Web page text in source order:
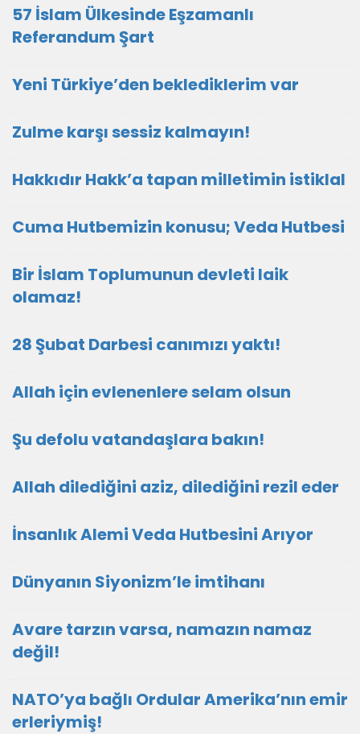
57 İslam Ülkesinde Eşzamanlı
Referandum Şart
Yeni Türkiye’den beklediklerim var
Zulme karşı sessiz kalmayın!
Hakkıdır Hakk’a tapan milletimin istiklal
Cuma Hutbemizin konusu; Veda Hutbesi
Bir İslam Toplumunun devleti laik
olamaz!
28 Şubat Darbesi canımızı yaktı!
Allah için evlenenlere selam olsun
Şu defolu vatandaşlara bakın!
Allah dilediğini aziz, dilediğini rezil eder
İnsanlık Alemi Veda Hutbesini Arıyor
Dünyanın Siyonizm’le imtihanı
Avare tarzın varsa, namazın namaz
değil!
NATO’ya bağlı Ordular Amerika’nın emir
erleriymiş!